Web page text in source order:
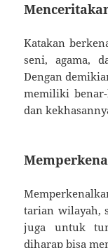
Katakan
seni, agama,
Dengan
memiliki
dan
tarian wilayah,
juga untuk
diharap bisa